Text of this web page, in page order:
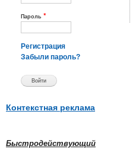
Пароль *
Регистрация
Забыли пароль?
Контекстная реклама
Быстродействующий